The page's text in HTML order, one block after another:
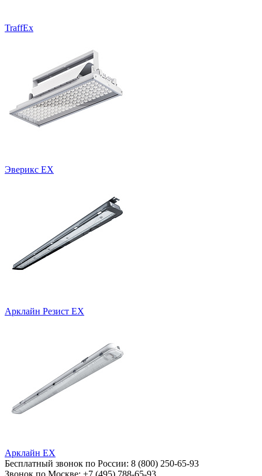
TraffEx
Эверикс EX
Арклайн Резист EX
Арклайн EX
Бесплатный звонок по России: 8 (800) 250-65-93
Звонок по Москве: +7 (495) 788-65-93